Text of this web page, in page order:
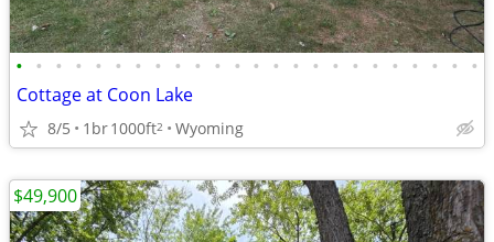
• • • • • • • • • • • • • • • • • • • • • • • •
Cottage at Coon Lake
8/5 1br1000ft2 Wyoming
$49,900